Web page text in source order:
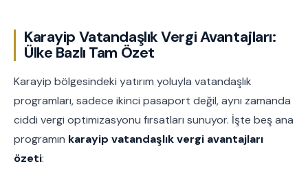
Karayip Vatandaşlık Vergi Avantajları:
Ülke Bazlı Tam Özet
Karayip bölgesindeki yatırım yoluyla vatandaşlık
programları, sadece ikinci pasaport değil, aynı zamanda
ciddi vergi optimizasyonu fırsatları sunuyor. İşte beş ana
programın karayip vatandaşlık vergi avantajları
özeti: